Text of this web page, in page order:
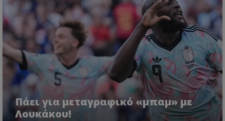
Πάει για μεταγραφικό «μπαμ» με
Λουκάκου!